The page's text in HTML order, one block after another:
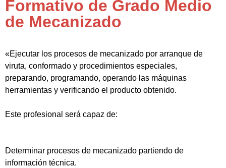
Formativo de Grado Medio
de Mecanizado
«Ejecutar los procesos de mecanizado por arranque de
viruta, conformado y procedimientos especiales,
preparando, programando, operando las máquinas
herramientas y verificando el producto obtenido.
Este profesional será capaz de:
Determinar procesos de mecanizado partiendo de
información técnica.